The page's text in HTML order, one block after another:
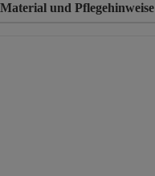
Material und Pflegehinweise